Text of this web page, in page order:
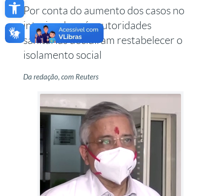
Por conta do aumento dos casos no
interior do país, autoridades
sanitárias decidiram restabelecer o
isolamento social
Da redação, com Reuters